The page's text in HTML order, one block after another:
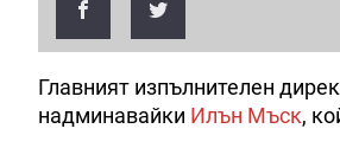
Главният изпълнителен
надминавайки Илън Мъск,